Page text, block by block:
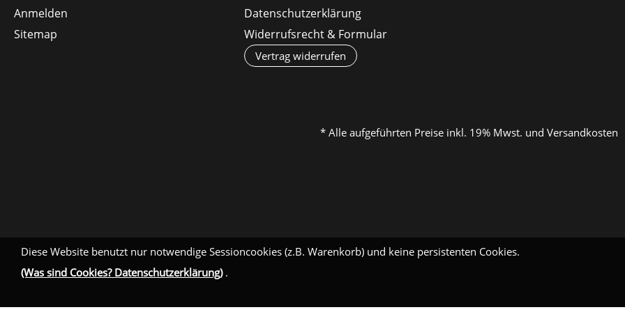
Diese Website benutzt nur notwendige Sessioncookies (z.B. Warenkorb) und keine persistenten Cookies.
(Was sind Cookies? Datenschutzerklärung).
Anmelden
Sitemap
Datenschutzerklärung
Widerrufsrecht & Formular
Vertrag widerrufen
* Alle aufgeführten Preise inkl. 19% Mwst. und Versandkosten